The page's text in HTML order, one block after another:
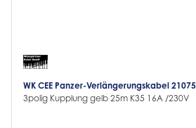
WK CEE Panzer-Verlängerungskabel 21075
3polig Kupplung gelb 25m K35 16A /230V